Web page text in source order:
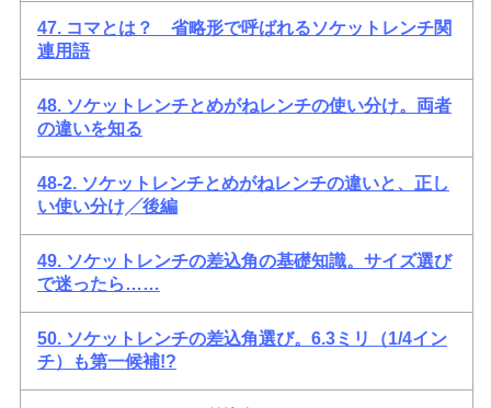
47. コマとは？ 省略形で呼ばれるソケットレンチ関
連用語
48. ソケットレンチとめがねレンチの使い分け。両者
の違いを知る
48-2. ソケットレンチとめがねレンチの違いと、正し
い使い分け╱後編
49. ソケットレンチの差込角の基礎知識。サイズ選び
で迷ったら……
50. ソケットレンチの差込角選び。6.3ミリ（1/4イン
チ）も第一候補!?